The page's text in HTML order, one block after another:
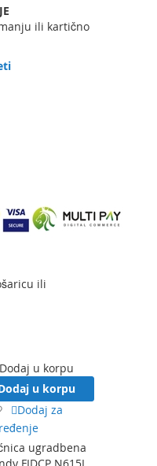
ili kartično
ili
Dodaj u korpu
u korpu
Dodaj
na
listu
želja
Dodaj za
ugradbena